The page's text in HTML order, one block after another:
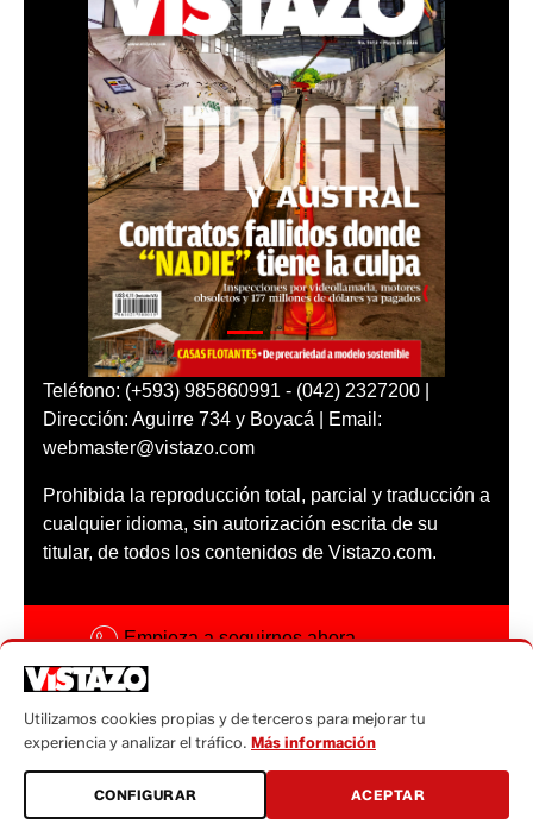
Teléfono: (+593) 985860991 - (042) 2327200 |
Dirección: Aguirre 734 y Boyacá | Email:
webmaster@vistazo.com
Prohibida la reproducción total, parcial y traducción a
cualquier idioma, sin autorización escrita de su
titular, de todos los contenidos de Vistazo.com.
Empieza a seguirnos ahora
Código ética
Sugerencias a:
sugerencias@vistazo.com
Utilizamos cookies propias y de terceros para mejorar tu
experiencia y analizar el tráfico. Más información
CONFIGURAR ACEPTAR